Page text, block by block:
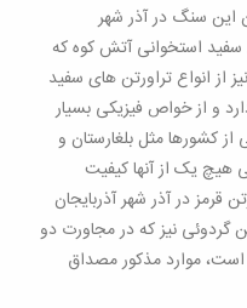
این سنگ در آذر شهر
سفید استخوانی آتش کوه که
از انواع تراورتن های سفید
و از خواص فیزیکی بسیار
کشورها مثل بلغارستان و
هیچ یک از آنها کیفیت
قرمز در آذر شهر آذربایجان
گردوئی نیز که در مجاورت دو
است، موارد مذکور مصداق